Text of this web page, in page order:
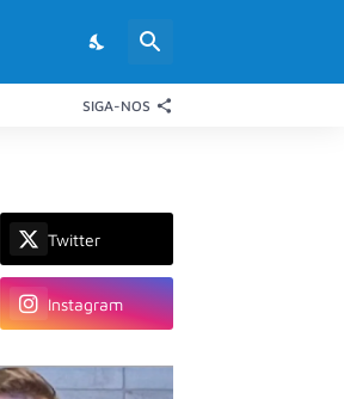
SIGA-NOS
Twitter
Instagram